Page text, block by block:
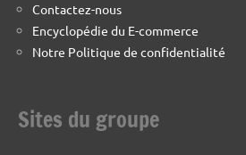
Contactez-nous
Encyclopédie du E-commerce
Notre Politique de confidentialité
Sites du groupe